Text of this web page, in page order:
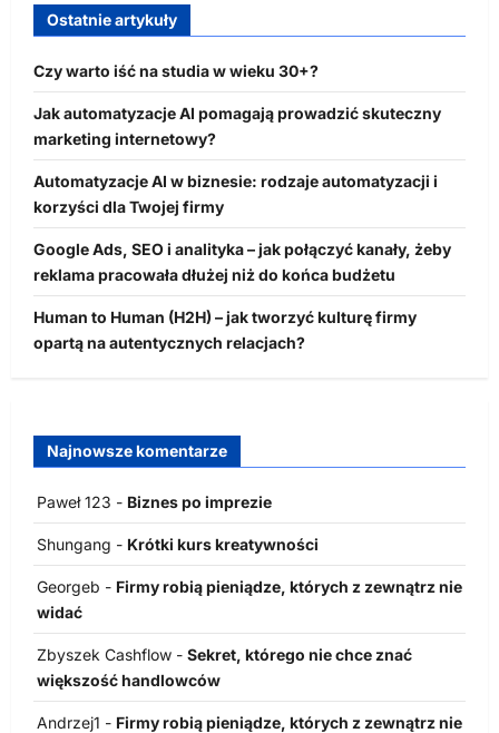
Ostatnie artykuły
Czy warto iść na studia w wieku 30+?
Jak automatyzacje AI pomagają prowadzić skuteczny
marketing internetowy?
Automatyzacje AI w biznesie: rodzaje automatyzacji i
korzyści dla Twojej firmy
Google Ads, SEO i analityka – jak połączyć kanały, żeby
reklama pracowała dłużej niż do końca budżetu
Human to Human (H2H) – jak tworzyć kulturę firmy
opartą na autentycznych relacjach?
Najnowsze komentarze
Paweł 123 - Biznes po imprezie
Shungang - Krótki kurs kreatywności
Georgeb - Firmy robią pieniądze, których z zewnątrz nie
widać
Zbyszek Cashflow - Sekret, którego nie chce znać
większość handlowców
Andrzej1 - Firmy robią pieniądze, których z zewnątrz nie